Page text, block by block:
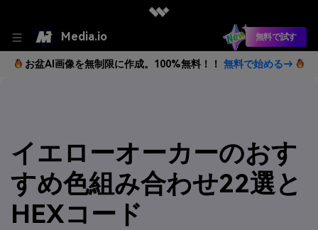
Media.io 無料で試す
お盆AI画像を無制限に作成。100%無料！！ 無料で始める→
イエローオーカーのおす
すめ色組み合わせ22選と
HEXコード